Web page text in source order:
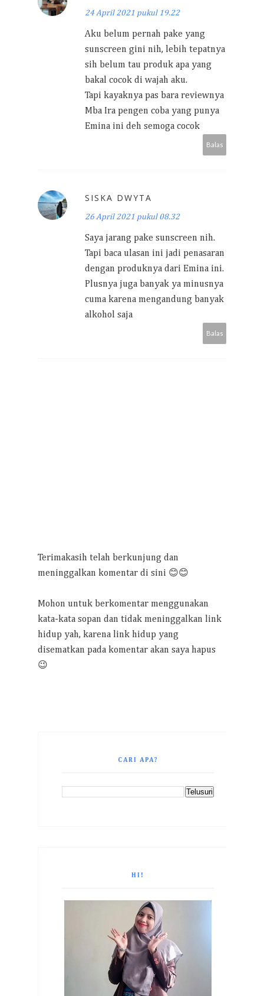
24 April 2021 pukul 19.22
Aku belum pernah pake yang
sunscreen gini nih, lebih tepatnya
sih belum tau produk apa yang
bakal cocok di wajah aku.
Tapi kayaknya pas bara reviewnya
Mba Ira pengen coba yang punya
Emina ini deh semoga cocok
Balas
SISKA DWYTA
26 April 2021 pukul 08.32
Saya jarang pake sunscreen nih.
Tapi baca ulasan ini jadi penasaran
dengan produknya dari Emina ini.
Plusnya juga banyak ya minusnya
cuma karena mengandung banyak
alkohol saja
Balas
Terimakasih telah berkunjung dan
meninggalkan komentar di sini 😊😊
Mohon untuk berkomentar menggunakan
kata-kata sopan dan tidak meninggalkan link
hidup yah, karena link hidup yang
disematkan pada komentar akan saya hapus
😉
CARI APA?
HI!